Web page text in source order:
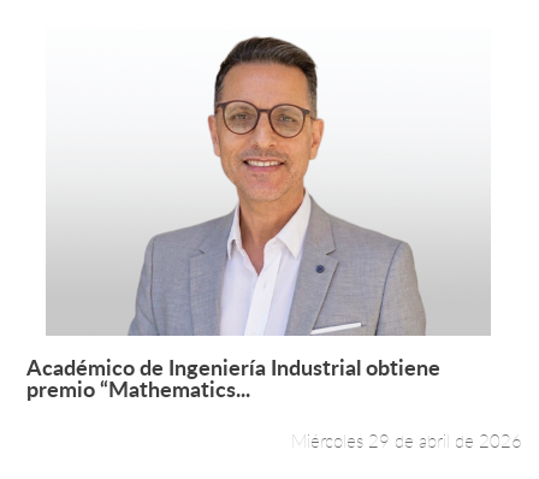
Leer más +
Académico de Ingeniería Industrial obtiene
premio “Mathematics...
Miércoles 29 de abril de 2026